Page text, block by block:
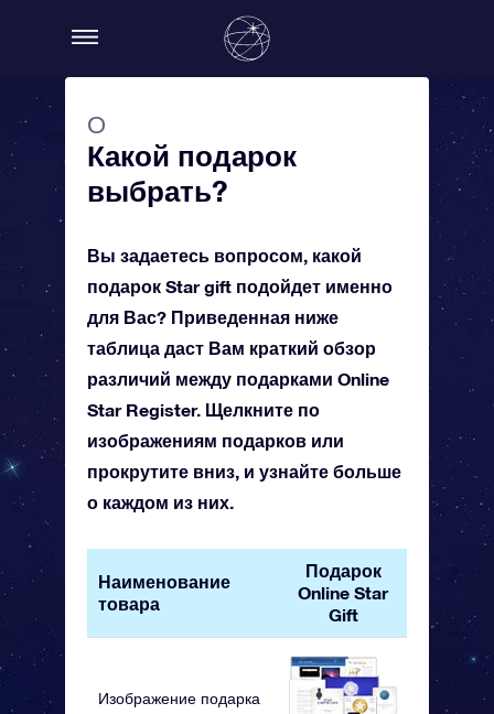
О
Какой подарок
выбрать?
Вы задаетесь вопросом, какой
подарок Star gift подойдет именно
для Вас? Приведенная ниже
таблица даст Вам краткий обзор
различий между подарками Online
Star Register. Щелкните по
изображениям подарков или
прокрутите вниз, и узнайте больше
о каждом из них.
Наименование
товара
Подарок
Online Star
Gift
Изображение подарка